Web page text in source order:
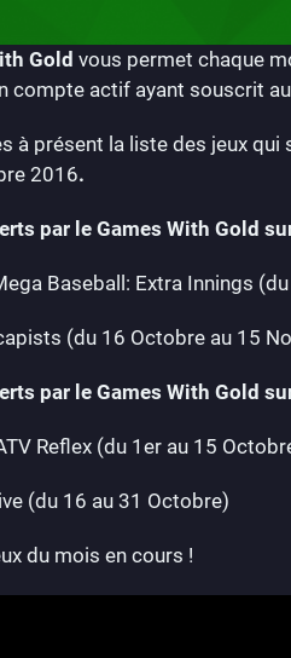
Gold vous permet chaque
compte actif ayant souscrit
à présent la liste des jeux
2016.
par le Games With Gold
Baseball: Extra Innings
(du 16 Octobre au 15
par le Games With Gold
Reflex (du 1er au 15
(du 16 au 31 Octobre)
du mois en cours !